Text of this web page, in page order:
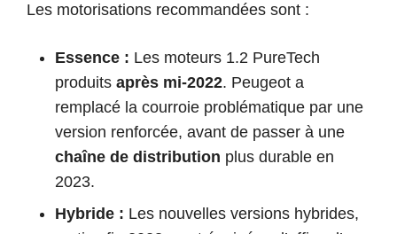
Les motorisations recommandées sont :
Essence : Les moteurs 1.2 PureTech
produits après mi-2022. Peugeot a
remplacé la courroie problématique par une
version renforcée, avant de passer à une
chaîne de distribution plus durable en
2023.
Hybride : Les nouvelles versions hybrides,